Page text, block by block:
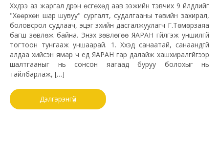
Хүүхдээ аз жаргал дүүрэн өсгөхөд аав ээжийн тэвчих 9 үйлдлийг
"Хөөрхөн шар шувуу" сургалт, судалгааны төвийн захирал,
боловсрол судлаач, эцэг эхийн дасгалжуулагч Г.Төмөрзаяа
багш зөвлөж байна. Энэхүү зөвлөгөө ЯАРАН гүйлгэж уншилгүй
тогтоон тунгааж уншаарай. 1. Хүүхэд санаатай, санаандгүй
алдаа хийсэн ямар ч үед ЯАРАН гар далайж хашхиралгүйгээр
шалтгааныг нь сонсон яагаад буруу болохыг нь
тайлбарлаж, […]
Дэлгэрэнгүй